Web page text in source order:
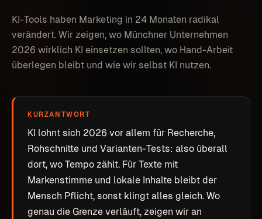
KI-Tools haben Marketing in 24 Monaten radikal
verändert. Wir zeigen, wo Münchner Unternehmen
2026 wirklich KI einsetzen sollten, wo Hand-Arbeit
überlegen bleibt und wie wir selbst KI nutzen.
KURZANTWORT
KI lohnt sich 2026 vor allem für Recherche,
Rohschnitte und Varianten-Tests: also überall
dort, wo Tempo zählt. Für Texte mit
Markenstimme und lokale Inhalte bleibt der
Mensch Pflicht, sonst klingt alles gleich. Wo
genau die Grenze verläuft, zeigen wir an